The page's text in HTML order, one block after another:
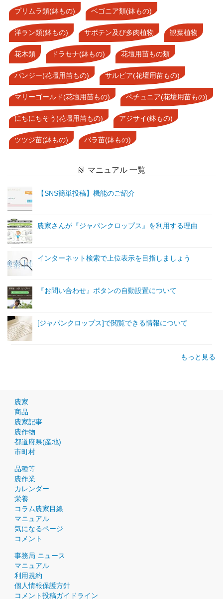
プリムラ類(鉢もの) ベゴニア類(鉢もの)
洋ラン類(鉢もの) サボテン及び多肉植物 観葉植物
花木類 ドラセナ(鉢もの) 花壇用苗もの類
パンジー(花壇用苗もの) サルビア(花壇用苗もの)
マリーゴールド(花壇用苗もの) ペチュニア(花壇用苗もの)
にちにちそう(花壇用苗もの) アジサイ(鉢もの)
ツツジ苗(鉢もの) バラ苗(鉢もの)
📗 マニュアル 一覧
【SNS簡単投稿】機能のご紹介
農家さんが『ジャパンクロップス』を利用する理由
インターネット検索で上位表示を目指しましょう
『お問い合わせ』ボタンの自動設置について
[ジャパンクロップス]で閲覧できる情報について
もっと見る
農家
商品
農家記事
農作物
都道府県(産地)
市町村
品種等
農作業
カレンダー
栄養
コラム農家目線
マニュアル
気になるページ
コメント
事務局 ニュース
マニュアル
利用規約
個人情報保護方針
コメント投稿ガイドライン